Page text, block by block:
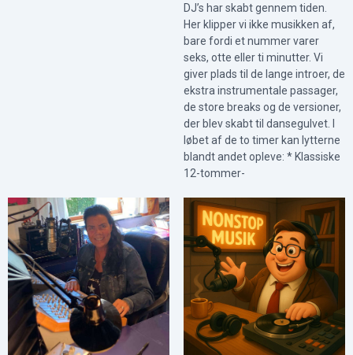
DJ’s har skabt gennem tiden.
Her klipper vi ikke musikken af,
bare fordi et nummer varer
seks, otte eller ti minutter. Vi
giver plads til de lange introer, de
ekstra instrumentale passager,
de store breaks og de versioner,
der blev skabt til dansegulvet. I
løbet af de to timer kan lytterne
blandt andet opleve: * Klassiske
12-tommer-